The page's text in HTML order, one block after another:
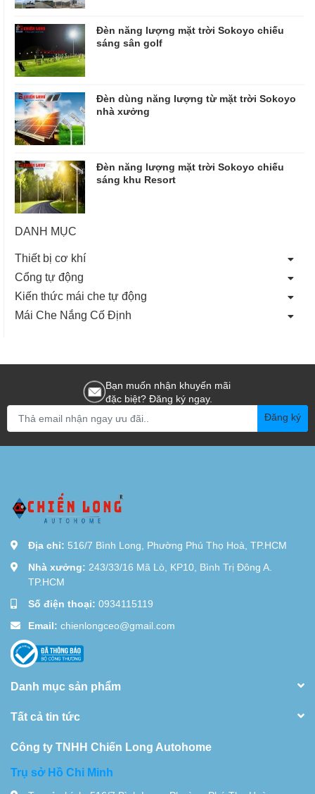
Đèn năng lượng mặt trời Sokoyo chiếu
sáng sân golf
Đèn dùng năng lượng từ mặt trời Sokoyo
nhà xưởng
Đèn năng lượng mặt trời Sokoyo chiếu
sáng khu Resort
DANH MỤC
Thiết bị cơ khí
Cổng tự động
Kiến thức mái che tự động
Mái Che Nắng Cố Định
Bạn muốn nhận khuyến mãi
đặc biệt? Đăng ký ngay.
Đăng ký
Địa chỉ: 516/7 Bình Long, Phường Phú Thọ Hoà, TP.HCM
Nhà xưởng: 243/33/16 Mã Lò, KP10, Bình Trị Đông A.
TP.HCM
Số điện thoại: 0934115119
Email: chienlongceo@gmail.com
Danh mục sản phẩm
Tất cả tin tức
Công ty TNHH Chiến Long Autohome
Trụ sở Hồ Chi Minh